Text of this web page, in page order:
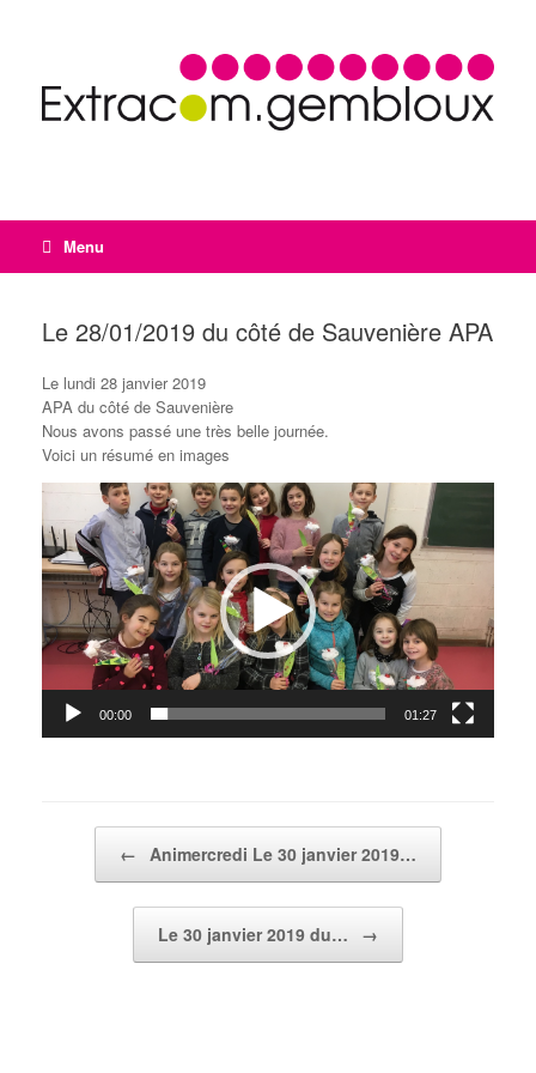
Menu
Le 28/01/2019 du côté de Sauvenière APA
Le lundi 28 janvier 2019
APA du côté de Sauvenière
Nous avons passé une très belle journée.
Voici un résumé en images
Lecteur
vidéo
00:00 01:27
← Animercredi Le 30 janvier 2019…
Le 30 janvier 2019 du… →